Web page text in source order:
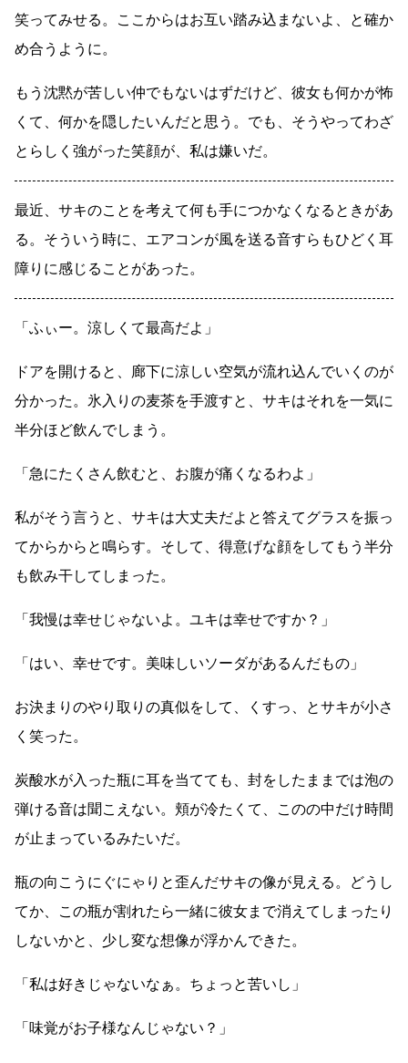
笑ってみせる。ここからはお互い踏み込まないよ、と確か
め合うように。
もう沈黙が苦しい仲でもないはずだけど、彼女も何かが怖
くて、何かを隠したいんだと思う。でも、そうやってわざ
とらしく強がった笑顔が、私は嫌いだ。
最近、サキのことを考えて何も手につかなくなるときがあ
る。そういう時に、エアコンが風を送る音すらもひどく耳
障りに感じることがあった。
「ふぃー。涼しくて最高だよ」
ドアを開けると、廊下に涼しい空気が流れ込んでいくのが
分かった。氷入りの麦茶を手渡すと、サキはそれを一気に
半分ほど飲んでしまう。
「急にたくさん飲むと、お腹が痛くなるわよ」
私がそう言うと、サキは大丈夫だよと答えてグラスを振っ
てからからと鳴らす。そして、得意げな顔をしてもう半分
も飲み干してしまった。
「我慢は幸せじゃないよ。ユキは幸せですか？」
「はい、幸せです。美味しいソーダがあるんだもの」
お決まりのやり取りの真似をして、くすっ、とサキが小さ
く笑った。
炭酸水が入った瓶に耳を当てても、封をしたままでは泡の
弾ける音は聞こえない。頬が冷たくて、このの中だけ時間
が止まっているみたいだ。
瓶の向こうにぐにゃりと歪んだサキの像が見える。どうし
てか、この瓶が割れたら一緒に彼女まで消えてしまったり
しないかと、少し変な想像が浮かんできた。
「私は好きじゃないなぁ。ちょっと苦いし」
「味覚がお子様なんじゃない？」